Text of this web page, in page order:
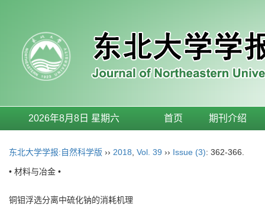
2026年8月8日 星期六 首页 期刊介绍
东北大学学报:自然科学版 ›› 2018 Vol. 39 ›› Issue (3): 362-366.
• 材料与冶金 •
铜钼浮选分离中硫化钠的消耗机理